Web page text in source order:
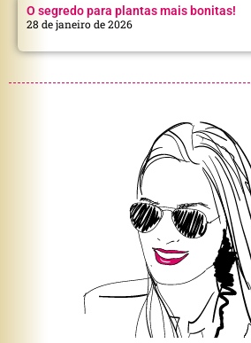
O segredo para plantas mais bonitas!
28 de janeiro de 2026